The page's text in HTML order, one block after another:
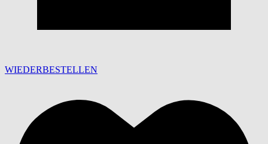
WIEDERBESTELLEN